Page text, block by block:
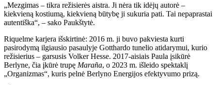
„Mezgimas – tikra režisierės aistra. Ji nėra tik idėjų autorė –
kiekvieną kostiumą, kiekvieną būtybę ji sukuria pati. Tai nepaprastai
autentiška“, – sako Paukštytė.
Riquelme karjera išskirtinė: 2016 m. ji buvo pakviesta kurti
pasirodymą ilgiausio pasaulyje Gotthardo tunelio atidarymui, kurio
režisierius – garsusis Volker Hesse. 2017-aisiais Paula įsikūrė
Berlyne, čia įkūrė trupę Maraña, o 2023 m. išleido spektaklį
„Organizmas“, kuris pelnė Berlyno Energijos efektyvumo prizą.